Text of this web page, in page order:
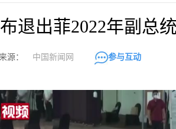
退出菲2022年副总
源： 中国新闻网 参与互动